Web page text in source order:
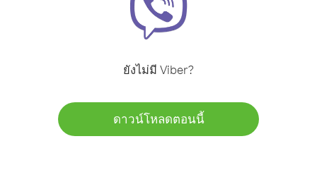
ยังไม่มี Viber?
ดาวน์โหลดตอนนี้